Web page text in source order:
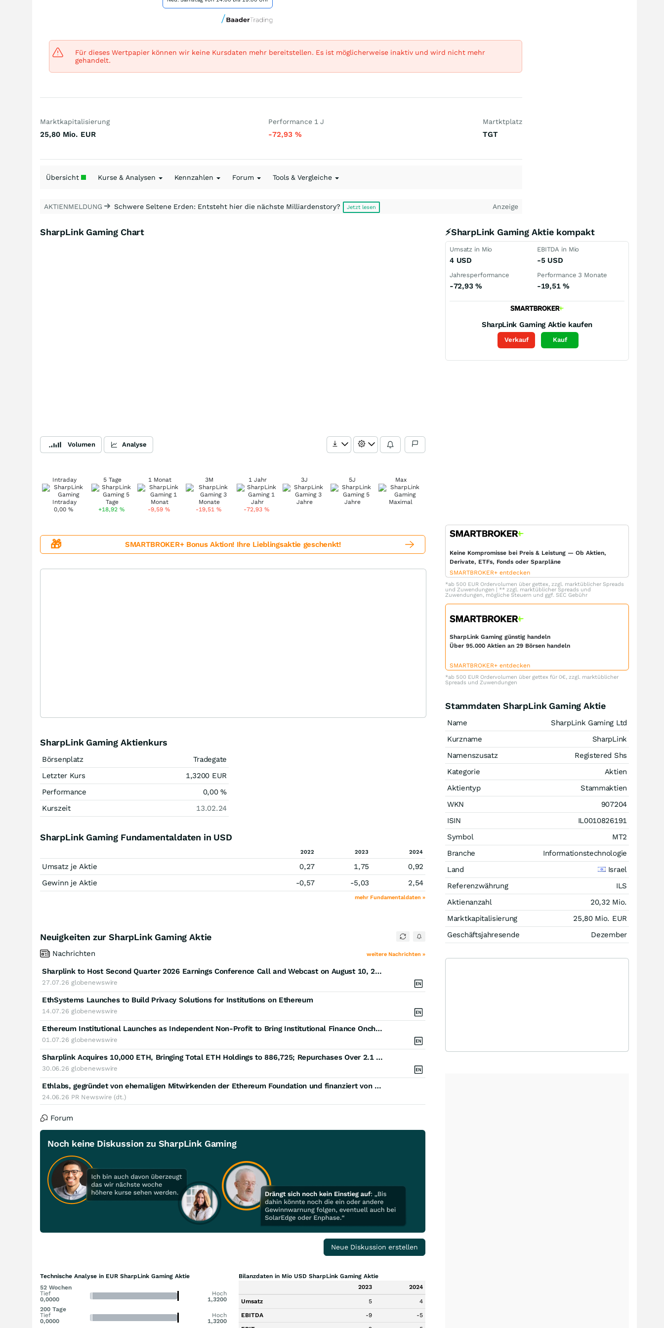
Für dieses Wertpapier können wir keine Kursdaten mehr bereitstellen. Es ist möglicherweise inaktiv und wird nicht mehr
gehandelt.
Marktkapitalisierung
25,80 Mio. EUR
Performance 1 J
-72,93 %
Martktplatz
TGT
Übersicht Kurse & Analysen Kennzahlen Forum Tools & Vergleiche
AKTIENMELDUNG Schwere Seltene Erden: Entsteht hier die nächste Milliardenstory? Jetzt lesen Anzeige
SharpLink Gaming Chart
Volumen Analyse
Intraday
0,00%
5 Tage
+18,92 %
1 Monat
-9,59 %
3M
-19,51 %
1 Jahr
-72,93%
3J 5J Max
⚡SharpLink Gaming Aktie kompakt
Umsatz in Mio
4 USD
EBITDA in Mio
-5 USD
Jahresperformance
-72,93 %
Performance 3 Monate
-19,51 %
SharpLink Gaming Aktie kaufen
Verkauf Kauf
🎁 SMARTBROKER+ Bonus Aktion! Ihre Lieblingsaktie geschenkt!
SharpLink Gaming Aktienkurs
Börsenplatz
Tradegate
Letzter Kurs
1,3200 EUR
Performance
0,00%
Kurszeit
13.02.24
SharpLink Gaming Fundamentaldaten in USD
2022 2023 2024
Umsatz je Aktie 0,27 1,75
0,92
Gewinn je Aktie
-0,57 -5,03 2,54
mehr Fundamentaldaten »
Neuigkeiten zur SharpLink Gaming Aktie
Nachrichten weitere Nachrichten »
Sharplink to Host Second Quarter 2026 Earnings Conference Call and Webcast on August 10, 2026 at 8: 30 A.M. E.T.
27.07.26 globenewswire
EthSystems Launches to Build Privacy Solutions for Institutions on Ethereum
14.07.26 globenewswire
Ethereum Institutional Launches as Independent Non-Profit to Bring Institutional Finance Onchain at Scale
01.07.26 globenewswire
Sharplink Acquires 10,000 ETH, Bringing Total ETH Holdings to 886,725; Repurchases Over 2.1 Million Shares of Common Stock
30.06.26 globenewswire
Ethlabs, gegründet von ehemaligen Mitwirkenden der Ethereum Foundation und finanziert von Bitmine, Sharplink und Joe Lubin, geht an den Start, um den institutionellen Superzyklus von Ethereum voranzutreiben
24.06.26 PR Newswire (dt.)
Forum
Noch keine Diskussion zu SharpLink Gaming
Neue Diskussion erstellen
Technische Analyse in EUR SharpLink Gaming Aktie
52 Wochen
Tief
0,0000
Hoch
1,3200
200 Tage
Tief
0,0000
Hoch
1,3200
Bilanzdaten in Mio USD SharpLink Gaming Aktie
2023
2024
Umsatz 5
4
EBITDA
-9
-5
Keine Kompromisse bei Preis & Leistung — Ob Aktien,
Derivate, ETFs, Fonds oder Sparpläne
SMARTBROKER+ entdecken
*ab 500 EUR Ordervolumen über gettex, zzgl. marktüblicher Spreads
und Zuwendungen | ** zzgl. marktüblicher Spreads und
Zuwendungen, mögliche Steuern und ggf. SEC Gebühr
SharpLink Gaming günstig handeln
Über 95.000 Aktien an 29 Börsen handeln
SMARTBROKER+ entdecken
*ab 500 EUR Ordervolumen über gettex für 0€, zzgl. marktüblicher
Spreads und Zuwendungen
Stammdaten SharpLink Gaming Aktie
Name
SharpLink Gaming Ltd
Kurzname
SharpLink
Namenszusatz
Registered Shs
Kategorie
Aktien
Aktientyp
Stammaktien
WKN
907204
ISIN
IL0010826191
Symbol
MT2
Branche
Informationstechnologie
Land
Israel
Referenzwährung
ILS
Aktienanzahl
20,32 Mio.
Marktkapitalisierung
25,80 Mio. EUR
Geschäftsjahresende
Dezember